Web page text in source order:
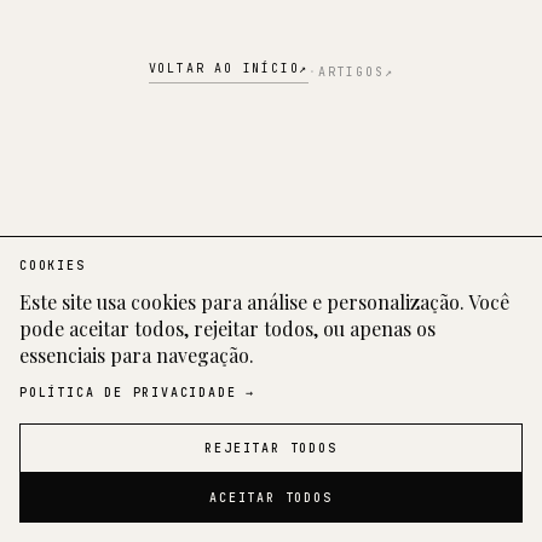
VOLTAR AO INÍCIO ↗︎ · ARTIGOS ↗︎
COOKIES
Este site usa cookies para análise e personalização. Você
pode aceitar todos, rejeitar todos, ou apenas os
essenciais para navegação.
POLÍTICA DE PRIVACIDADE →
REJEITAR TODOS
ACEITAR TODOS